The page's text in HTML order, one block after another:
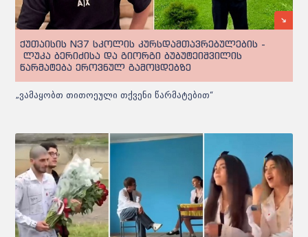
ქუთაისის N37 სკოლის კურსდამთავრებულების -
ლუკა ბერიძისა და გიორგი ბუბუტეიშვილის
წარმატება ეროვნულ გამოცდებზე
„ვამაყობთ თითოეული თქვენი წარმატებით“